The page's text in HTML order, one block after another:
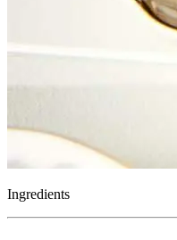
Ingredients